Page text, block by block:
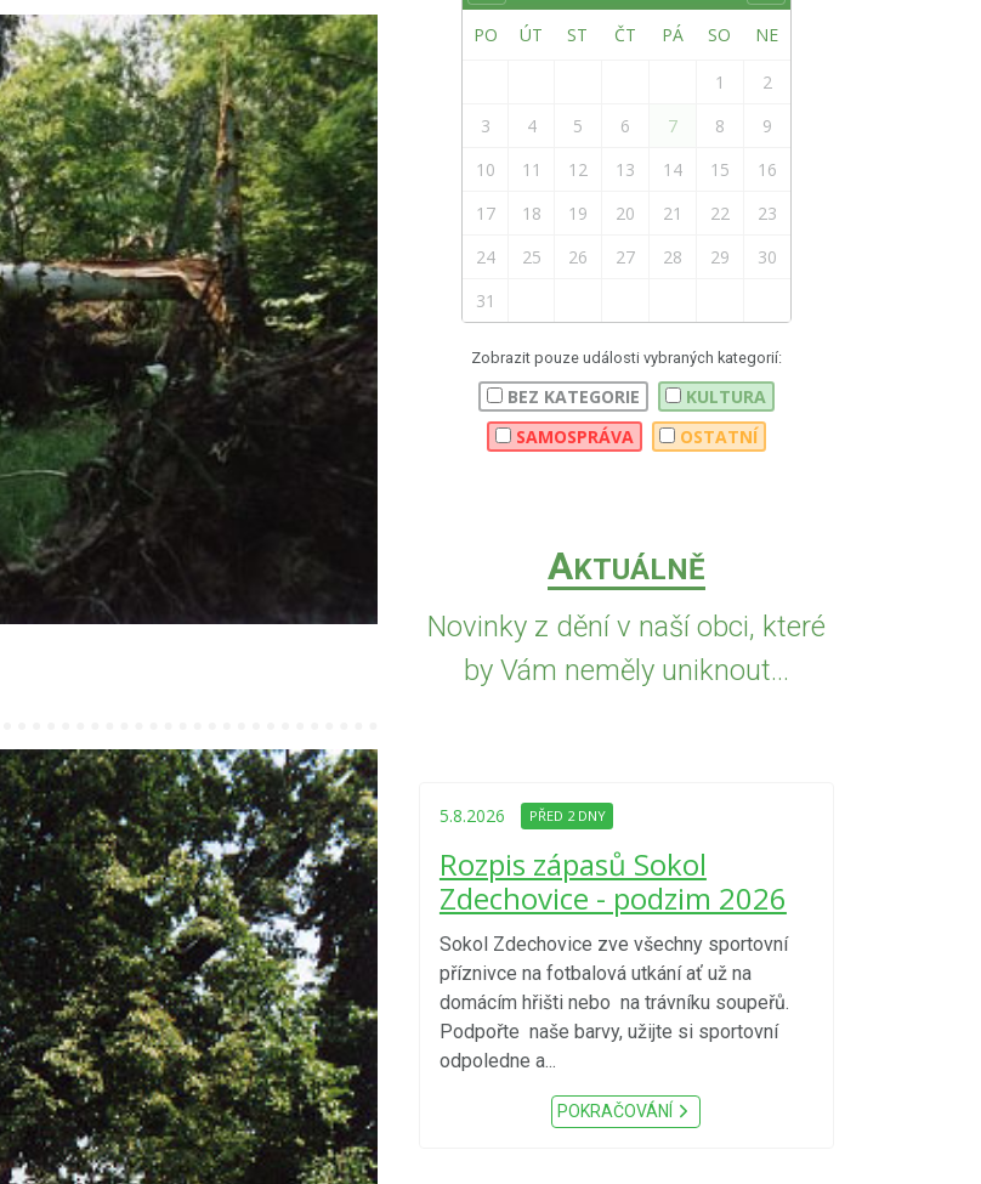
PO ÚT ST ČT PÁ SO NE
1
2
3
4 5 6 7 8
9
10
11 12 13 14 15
16
17
18 19 20 21 22
23
24
25 26 27 28 29
30
31
Zobrazit pouze události vybraných kategorií:
BEZ KATEGORIE
KULTURA
SAMOSPRÁVA
OSTATNÍ
AKTUÁLNĚ
Novinky z dění v naší obci, které
by Vám neměly uniknout...
18.12.2019 PŘED 2424 DNY
Nová videa ve videokronice
Do videokroniky jsme přidali nová videa z
událostí konaných v posledních dnech -
Betlémského zpívání a oslav Dne úcty ke
stáří.
POKRAČOVÁNÍ
5.8.2026 PŘED 2 DNY
Rozpis zápasů Sokol
Zdechovice - podzim 2026
Sokol Zdechovice zve všechny sportovní
příznivce na fotbalová utkání ať už na
domácím hřišti nebo na trávníku soupeřů.
Podpořte naše barvy, užijte si sportovní
odpoledne a...
POKRAČOVÁNÍ